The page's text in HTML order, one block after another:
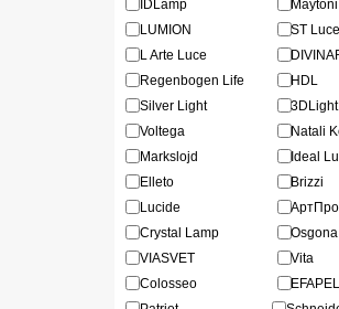
IDLamp
Maytoni
LUMION
ST
L Arte Luce
Regenbogen Life
HDL
Silver Light
Voltega
Natali
Markslojd
Ideal
Elleto
Brizzi
Lucide
Crystal Lamp
Osgona
VIASVET
Vita
Colosseo